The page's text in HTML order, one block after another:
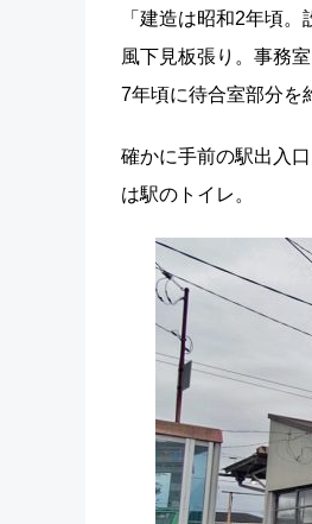
「建造は昭和2年頃
風下見板張り。事務
7年頃に待合室部分を
確かに手前の駅出入
は駅のトイレ。